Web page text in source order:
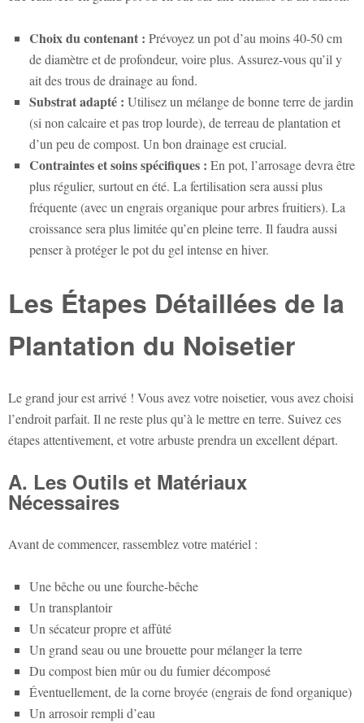
Choix du contenant : Prévoyez un pot d’au moins 40-50 cm
de diamètre et de profondeur, voire plus. Assurez-vous qu’il y
ait des trous de drainage au fond.
Substrat adapté : Utilisez un mélange de bonne terre de jardin
(si non calcaire et pas trop lourde), de terreau de plantation et
d’un peu de compost. Un bon drainage est crucial.
Contraintes et soins spécifiques : En pot, l’arrosage devra être
plus régulier, surtout en été. La fertilisation sera aussi plus
fréquente (avec un engrais organique pour arbres fruitiers). La
croissance sera plus limitée qu’en pleine terre. Il faudra aussi
penser à protéger le pot du gel intense en hiver.
Les Étapes Détaillées de la
Plantation du Noisetier
Le grand jour est arrivé ! Vous avez votre noisetier, vous avez choisi
l’endroit parfait. Il ne reste plus qu’à le mettre en terre. Suivez ces
étapes attentivement, et votre arbuste prendra un excellent départ.
A. Les Outils et Matériaux
Nécessaires
Avant de commencer, rassemblez votre matériel :
Une bêche ou une fourche-bêche
Un transplantoir
Un sécateur propre et affûté
Un grand seau ou une brouette pour mélanger la terre
Du compost bien mûr ou du fumier décomposé
Éventuellement, de la corne broyée (engrais de fond organique)
Un arrosoir rempli d’eau